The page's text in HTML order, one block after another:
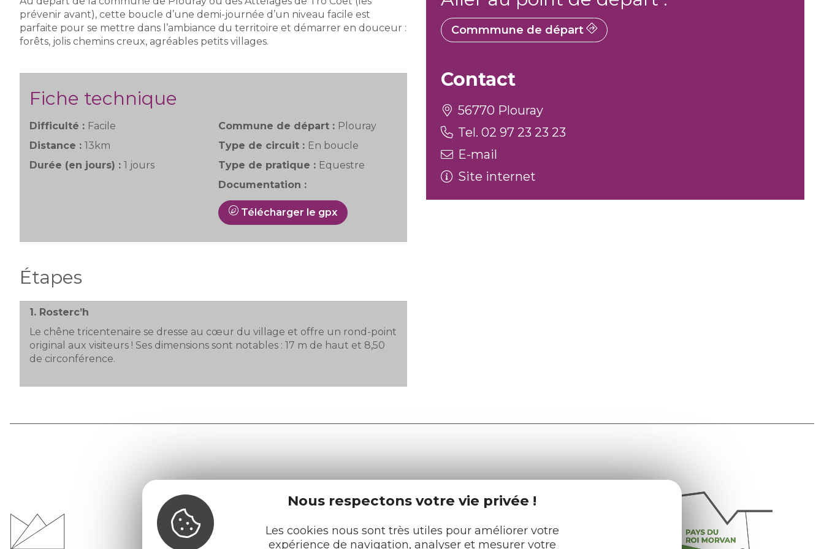
Nous respectons votre vie privée !
Les cookies nous sont très utiles pour améliorer votre
expérience de navigation, analyser et mesurer votre
prévenir avant), cette boucle d’une demi-journée d’un niveau facile est
parfaite pour se mettre dans l’ambiance du territoire et démarrer en douceur :
forêts, jolis chemins creux, agréables petits villages.
Fiche technique
Difficulté : Facile
Distance : 13km
Durée (en jours) : 1 jours
Commune de départ : Plouray
Type de circuit : En boucle
Type de pratique : Equestre
Documentation :
Télécharger le gpx
Étapes
1. Rosterc’h
Le chêne tricentenaire se dresse au cœur du village et offre un rond-point
original aux visiteurs ! Ses dimensions sont notables : 17 m de haut et 8,50
de circonférence.
Commmune de départ
Contact
56770 Plouray
Tel. 02 97 23 23 23
E-mail
Site internet
Office de tourisme
du Pays du roi
Retrouvez-nous sur :